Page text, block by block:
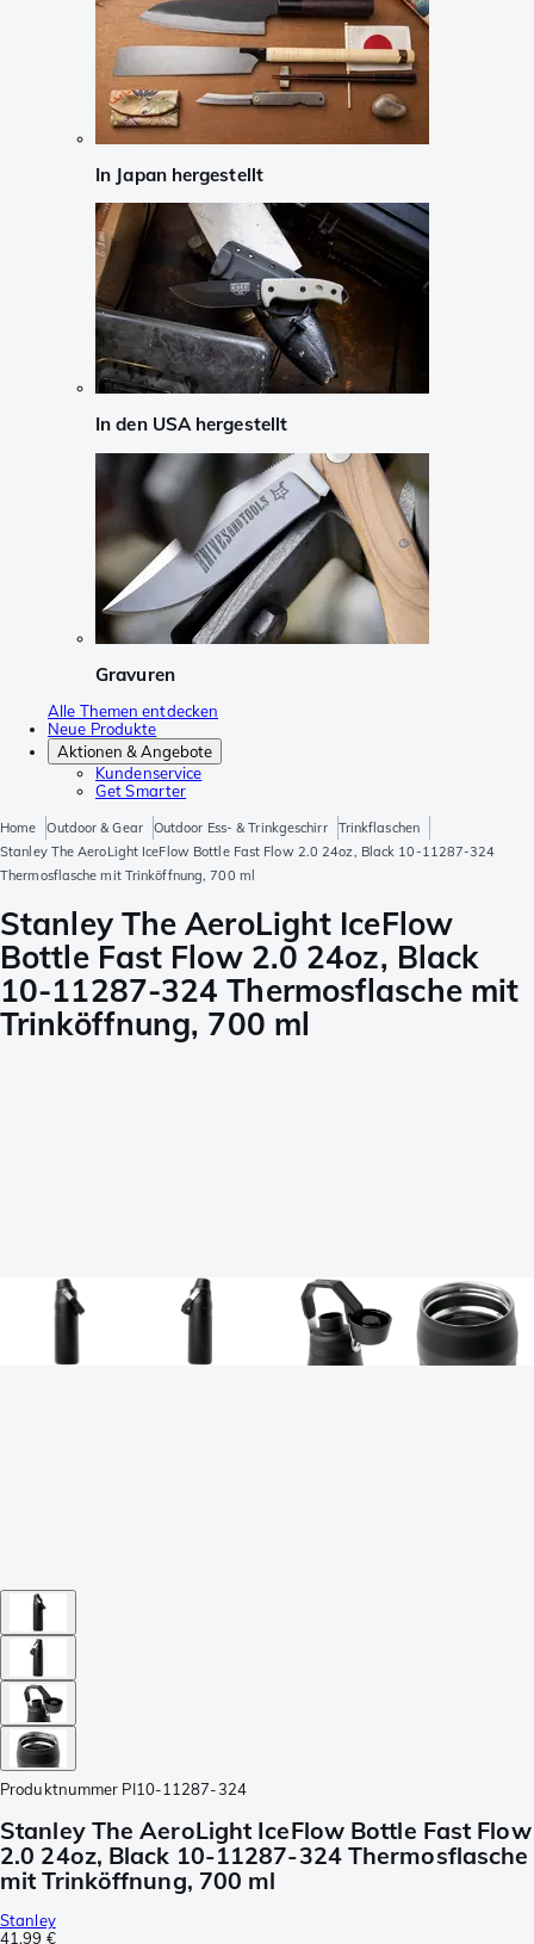
In Japan hergestellt
In den USA hergestellt
Gravuren
Alle Themen entdecken
Neue Produkte
Aktionen & Angebote
Kundenservice
Get Smarter
Home Outdoor & Gear Outdoor Ess- & Trinkgeschirr
Trinkflaschen
Stanley The AeroLight IceFlow Bottle Fast Flow 2.0 24oz, Black 10-11287-324
Thermosflasche mit Trinköffnung, 700 ml
Stanley The AeroLight IceFlow
Bottle Fast Flow 2.0 24oz, Black
10-11287-324 Thermosflasche mit
Trinköffnung, 700 ml
Produktnummer PI10-11287-324
Stanley The AeroLight IceFlow Bottle Fast Flow
2.0 24oz, Black 10-11287-324 Thermosflasche
mit Trinköffnung, 700 ml
Stanley
41,99 €